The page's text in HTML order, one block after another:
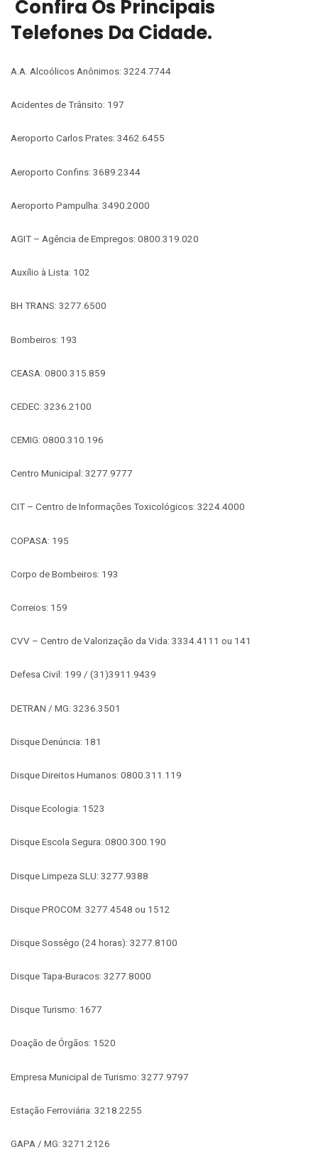
Confira Os Principais
Telefones Da Cidade.
A.A. Alcoólicos Anônimos: 3224.7744
Acidentes de Trânsito: 197
Aeroporto Carlos Prates: 3462.6455
Aeroporto Confins: 3689.2344
Aeroporto Pampulha: 3490.2000
AGIT – Agência de Empregos: 0800.319.020
Auxílio à Lista: 102
BH TRANS: 3277.6500
Bombeiros: 193
CEASA: 0800.315.859
CEDEC: 3236.2100
CEMIG: 0800.310.196
Centro Municipal: 3277.9777
CIT – Centro de Informações Toxicológicos: 3224.4000
COPASA: 195
Corpo de Bombeiros: 193
Correios: 159
CVV – Centro de Valorização da Vida: 3334.4111 ou 141
Defesa Civil: 199 / (31)3911.9439
DETRAN / MG: 3236.3501
Disque Denúncia: 181
Disque Direitos Humanos: 0800.311.119
Disque Ecologia: 1523
Disque Escola Segura: 0800.300.190
Disque Limpeza SLU: 3277.9388
Disque PROCOM: 3277.4548 ou 1512
Disque Sossêgo (24 horas): 3277.8100
Disque Tapa-Buracos: 3277.8000
Disque Turismo: 1677
Doação de Órgãos: 1520
Empresa Municipal de Turismo: 3277.9797
Estação Ferroviária: 3218.2255
GAPA / MG: 3271.2126